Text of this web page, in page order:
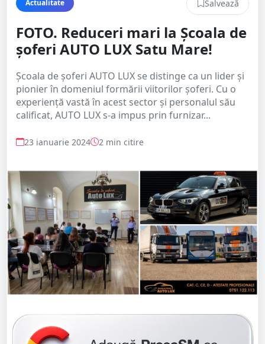
Actualitate Salvează
FOTO. Reduceri mari la Școala de
șoferi AUTO LUX Satu Mare!
Școala de șoferi AUTO LUX se distinge ca un lider și
pionier în domeniul formării viitorilor șoferi. Cu o
experiență vastă în acest sector și personalul său
calificat, AUTO LUX s-a impus prin furnizar...
23 ianuarie 2024 2 min citire